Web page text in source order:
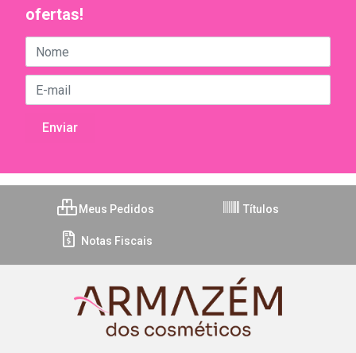
ofertas!
Meus Pedidos Títulos
Notas Fiscais